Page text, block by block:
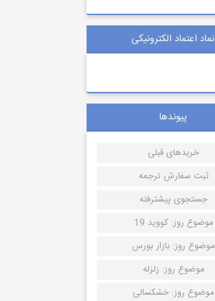
نماد اعتماد الکترونیکی
پیوندها
خریدهای قبلی
ثبت سفارش ترجمه
جستجوی پیشترفته
موضوع روز: کووید 19
موضوع روز: بازار بورس
موضوع روز: زلزله
موضوع روز: خشکسالی